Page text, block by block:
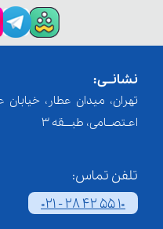
نشانــی:
اعـتصــامی، طبـــقه 3
تلفن تماس:
021 - 28 42 55 10